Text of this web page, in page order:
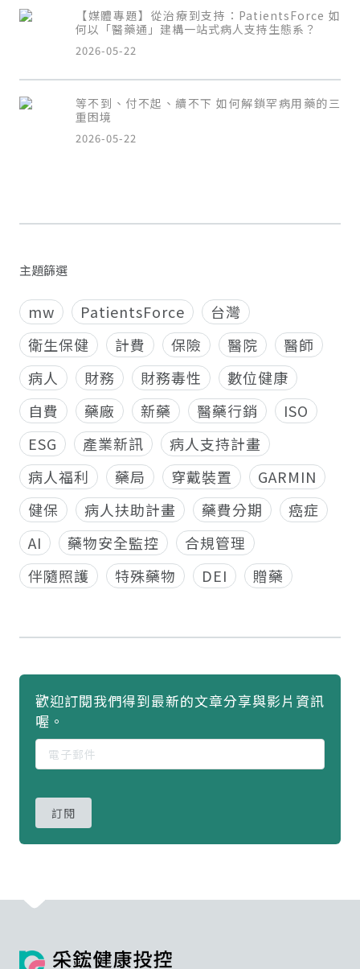
【媒體專題】從治療到支持：PatientsForce 如
何以「醫藥通」建構一站式病人支持生態系？
2026-05-22
等不到、付不起、續不下 如何解鎖罕病用藥的三
重困境
2026-05-22
主題篩選
mw PatientsForce
台灣
衛生保健
計費 保險 醫院
醫師
病人
財務 財務毒性
數位健康
自費
藥廠 新藥 醫藥行銷
ISO
ESG
產業新訊
病人支持計畫
病人福利
藥局 穿戴裝置
GARMIN
健保
病人扶助計畫 藥費分期
癌症
AI
藥物安全監控
合規管理
伴隨照護
特殊藥物 DEI 贈藥
歡迎訂閱我們得到最新的文章分享與影片資訊
喔。
訂閱